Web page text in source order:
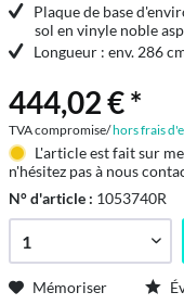
Plaque de base
sol en vinyle noble
Longueur : env. 286
444,02 € *
TVA compromise/hors frais
L'article est fait sur
n'hésitez pas à nous
N° d'article : 1053740R
Mémoriser